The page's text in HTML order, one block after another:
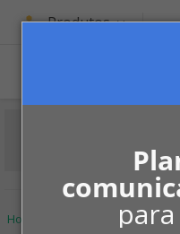
para
Produtos
Home